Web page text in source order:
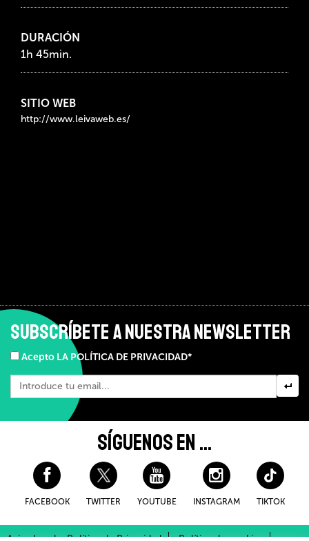
DURACIÓN
1h 45min.
SITIO WEB
http://www.leivaweb.es/
SUBSCRÍBETE A NUESTRA NEWSLETTER
Acepto LA POLÍTICA DE PRIVACIDAD*
SÍGUENOS EN ...
FACEBOOK TWITTER YOUTUBE INSTAGRAM TIKTOK
Aviso Legal y Política de Privacidad Política de cookies